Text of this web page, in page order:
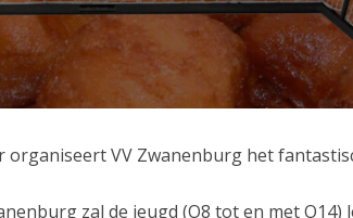
organiseert VV Zwanenburg het
zal de jeugd (O8 tot en met